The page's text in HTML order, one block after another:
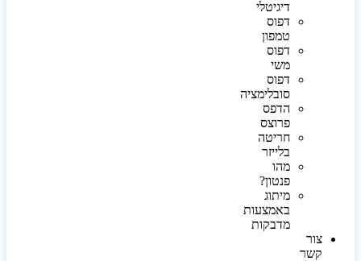
דיגיטלי
דפוס
טמפון
דפוס
משי
דפוס
סובלימציה
הדפס
פרוצס
חריטה
בלייזר
מהו
פנטון?
מיתוג
באמצעות
מדבקות
צור
קשר